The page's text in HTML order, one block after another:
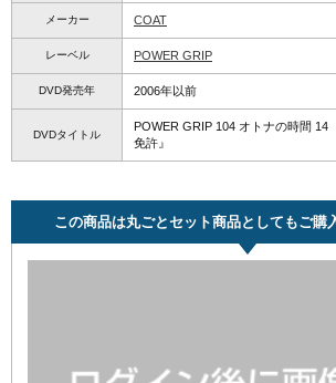
メーカー COAT
レーベル POWER GRIP
DVD発売年 2006年以前
DVDタイトル
POWER GRIP 104 オトナの時間 14
免許』
この商品は丸ごとセット商品としてもご購